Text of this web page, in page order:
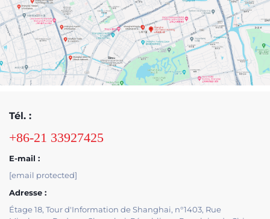
Tél. :
+86-21 33927425
E-mail :
[email protected]
Adresse :
Étage 18, Tour d'Information de Shanghai, n°1403, Rue